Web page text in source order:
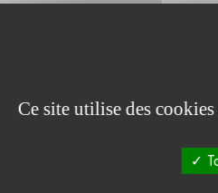
Les
Ce site utilise des